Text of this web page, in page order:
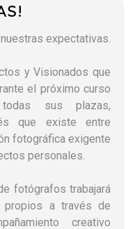
expectativas.
y Visionados que
el próximo curso
sus plazas,
que existe entre
fotográfica exigente
personales.
fotógrafos trabajará
a través de
creativo